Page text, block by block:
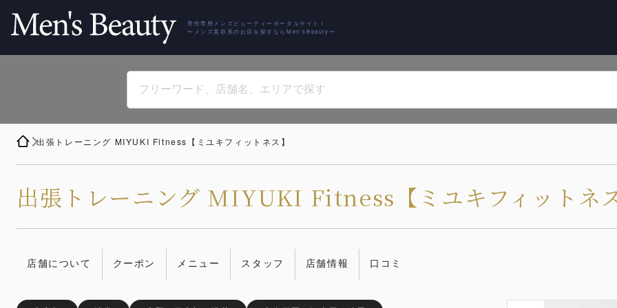
男性専用メンズビューティーポータルサイト！
〜メンズ美容系のお店を探すならMen'sBeauty〜
出張トレーニング MIYUKI Fitness【ミユキフィットネス】
出張トレーニング MIYUKI Fitness【ミユキフィットネ
店舗について クーポン メニュー スタッフ 店舗情報 口コミ